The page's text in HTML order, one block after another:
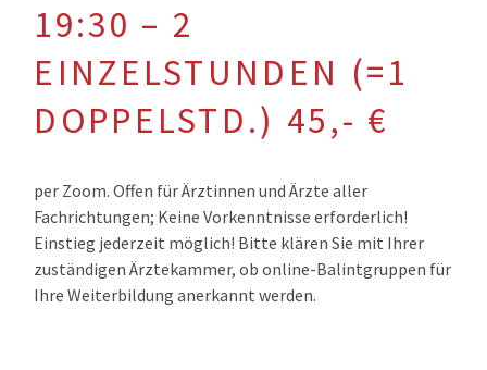
19:30 – 2
EINZELSTUNDEN (=1
DOPPELSTD.) 45,- €
per Zoom. Offen für Ärztinnen und Ärzte aller
Fachrichtungen; Keine Vorkenntnisse erforderlich!
Einstieg jederzeit möglich! Bitte klären Sie mit Ihrer
zuständigen Ärztekammer, ob online-Balintgruppen für
Ihre Weiterbildung anerkannt werden.